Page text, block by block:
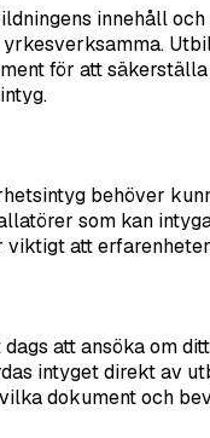
innehåll
för att
behöver
som kan
att
att ansöka om
intyget direkt av
dokument och